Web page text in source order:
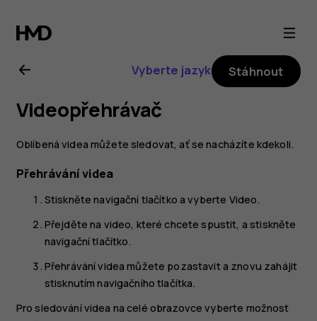
Uživatelská
příručka
k telefonu
Nokia
8110
4G
Vyberte jazyk Stáhnout
Videopřehrávač
Oblíbená videa můžete sledovat, ať se nacházíte kdekoli.
Přehrávání videa
Stiskněte navigační tlačítko a vyberte Video.
Přejděte na video, které chcete spustit, a stiskněte
navigační tlačítko.
Přehrávání videa můžete pozastavit a znovu zahájit
stisknutím navigačního tlačítka.
Pro sledování videa na celé obrazovce vyberte možnost